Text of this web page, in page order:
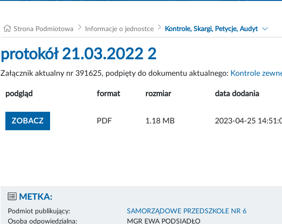
Strona Podmiotowa Informacje o jednostce Kontrole, Skargi, Petycje, Audyt
protokół 21.03.2022 2
Załącznik aktualny nr 391625, podpięty do dokumentu aktualnego: Kontrole
podgląd format rozmiar data dodania
ZOBACZZOBACZ ZAŁĄCZNIK
PDF 1.18 MB 2023-04-25
METKA:
Podmiot publikujący:
SAMORZĄDOWE PRZEDSZKOLE NR 6
Osoba odpowiedzialna:
MGR EWA PODSIADŁO